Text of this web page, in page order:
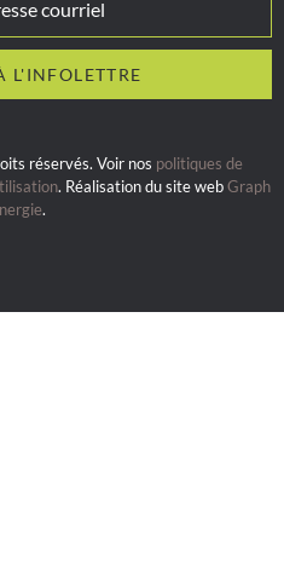
réservés. Voir nos politiques de
. Réalisation du site webGraph
.